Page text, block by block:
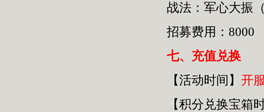
战法：军心大振
招募费用：8000
七、 充值兑换
【活动时间】 开
【积分兑换宝箱